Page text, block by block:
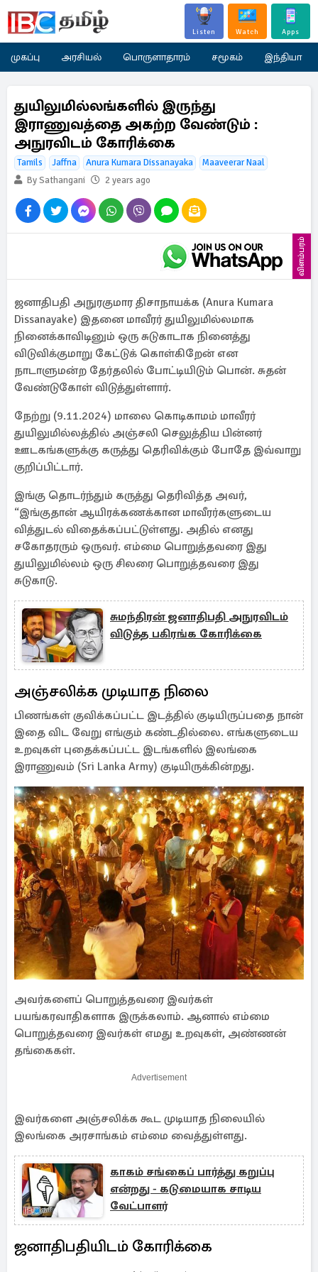
Listen Watch Apps
முகப்பு அரசியல் பொருளாதாரம் சமூகம் இந்தியா
துயிலுமில்லங்களில் இருந்து
இராணுவத்தை அகற்ற வேண்டும் :
அநுரவிடம் கோரிக்கை
Tamils Jaffna Anura Kumara Dissanayaka
Maaveerar Naal
By Sathangani
2 years ago
விளம்பரம்
ஜனாதிபதி அநுரகுமார திசாநாயக்க (Anura Kumara
Dissanayake) இதனை மாவீரர் துயிலுமில்லமாக
நினைக்காவிடினும் ஒரு சுடுகாடாக நினைத்து
விடுவிக்குமாறு கேட்டுக் கொள்கிறேன் என
நாடாளுமன்ற தேர்தலில் போட்டியிடும் பொன். சுதன்
வேண்டுகோள் விடுத்துள்ளார்.
நேற்று (9.11.2024) மாலை கொடிகாமம் மாவீரர்
துயிலுமில்லத்தில் அஞ்சலி செலுத்திய பின்னர்
ஊடகங்களுக்கு கருத்து தெரிவிக்கும் போதே இவ்வாறு
குறிப்பிட்டார்.
இங்கு தொடர்ந்தும் கருத்து தெரிவித்த அவர்,
“இங்குதான் ஆயிரக்கணக்கான மாவீரர்களுடைய
வித்துடல் விதைக்கப்பட்டுள்ளது. அதில் எனது
சகோதரரும் ஒருவர். எம்மை பொறுத்தவரை இது
துயிலுமில்லம் ஒரு சிலரை பொறுத்தவரை இது
சுடுகாடு.
சுமந்திரன் ஜனாதிபதி அநுரவிடம்
விடுத்த பகிரங்க கோரிக்கை
அஞ்சலிக்க முடியாத நிலை
பிணங்கள் குவிக்கப்பட்ட இடத்தில் குடியிருப்பதை நான்
இதை விட வேறு எங்கும் கண்டதில்லை. எங்களுடைய
உறவுகள் புதைக்கப்பட்ட இடங்களில் இலங்கை
இராணுவம் (Sri Lanka Army) குடியிருக்கின்றது.
அவர்களைப் பொறுத்தவரை இவர்கள்
பயங்கரவாதிகளாக இருக்கலாம். ஆனால் எம்மை
பொறுத்தவரை இவர்கள் எமது உறவுகள், அண்ணன்
தங்கைகள்.
Advertisement
இவர்களை அஞ்சலிக்க கூட முடியாத நிலையில்
இலங்கை அரசாங்கம் எம்மை வைத்துள்ளது.
காகம் சங்கைப் பார்த்து கறுப்பு
என்றது - கடுமையாக சாடிய
வேட்பாளர்
ஜனாதிபதியிடம் கோரிக்கை